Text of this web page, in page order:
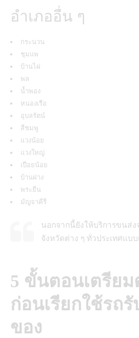
อำเภออื่น ๆ
กระนวน
ชุมแพ
บ้านไผ่
พล
น้ำพอง
หนองเรือ
อุบลรัตน์
สีชมพู
แวงน้อย
แวงใหญ่
เปือยน้อย
บ้านฝาง
พระยืน
มัญจาคีรี
นอกจากนี้ยังให้บริการขนส่
จังหวัดต่าง ๆ ทั่วประเทศแบ
5 ขั้นตอนเตรียม
ก่อนเรียกใช้รถ
ของ